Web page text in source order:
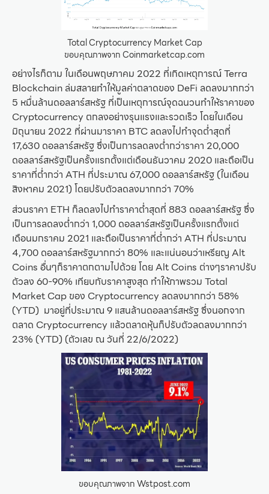
Total Cryptocurrency Market Cap
ขอบคุณภาพจาก Coinmarketcap.com
อย่างไรก็ตาม ในเดือนพฤษภาคม 2022 ที่เกิดเหตุการณ์ Terra
Blockchain ล่มสลายทำให้มูลค่าตลาดของ DeFi ลดลงมากกว่า
5 หมื่นล้านดอลลาร์สหรัฐ ที่เป็นเหตุการณ์จุดฉนวนทำให้ราคาของ
Cryptocurrency ตกลงอย่างรุนแรงและรวดเร็ว โดยในเดือน
มิถุนายน 2022 ที่ผ่านมาราคา BTC ลดลงไปทำจุดต่ำสุดที่
17,630 ดอลลาร์สหรัฐ ซึ่งเป็นการลดลงต่ำกว่าราคา 20,000
ดอลลาร์สหรัฐเป็นครั้งแรกตั้งแต่เดือนธันวาคม 2020 และถือเป็น
ราคาที่ต่ำกว่า ATH ที่ประมาณ 67,000 ดอลลาร์สหรัฐ (ในเดือน
สิงหาคม 2021) โดยปรับตัวลดลงมากกว่า 70%
ส่วนราคา ETH ก็ลดลงไปทำราคาต่ำสุดที่ 883 ดอลลาร์สหรัฐ ซึ่ง
เป็นการลดลงต่ำกว่า 1,000 ดอลลาร์สหรัฐเป็นครั้งแรกตั้งแต่
เดือนมกราคม 2021 และถือเป็นราคาที่ต่ำกว่า ATH ที่ประมาณ
4,700 ดอลลาร์สหรัฐมากกว่า 80% และแน่นอนว่าเหรียญ Alt
Coins อื่นๆก็ราคาตกตามไปด้วย โดย Alt Coins ต่างๆราคาปรับ
ตัวลง 60-90% เทียบกับราคาสูงสุด ทำให้ภาพรวม Total
Market Cap ของ Cryptocurrency ลดลงมากกว่า 58%
(YTD) มาอยู่ที่ประมาณ 9 แสนล้านดอลลาร์สหรัฐ ซึ่งนอกจาก
ตลาด Cryptocurrency แล้วตลาดหุ้นก็ปรับตัวลดลงมากกว่า
23% (YTD) (ตัวเลข ณ วันที่ 22/6/2022)
ขอบคุณภาพจาก Wstpost.com